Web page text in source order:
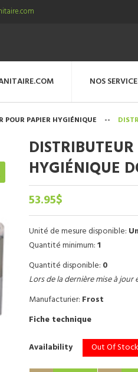
NOS
POUR PAPIER HYGIÉNIQUE --
HYGIÉNIQUE
53.95$
Unité de mesure disponible:
Quantité minimum:1
Quantité disponible: 0
Lors de la dernière mise à
Manufacturier: Frost
Fiche technique
Availability Out Of Stock